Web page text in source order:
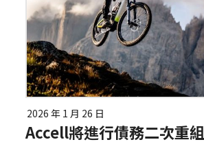
2026 年 1 月 26 日
Accell將進行債務二次重組